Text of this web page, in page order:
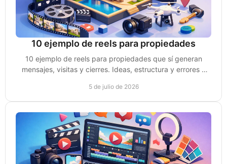
10 ejemplo de reels para propiedades
10 ejemplo de reels para propiedades que sí generan
mensajes, visitas y cierres. Ideas, estructura y errores a
5 de julio de 2026